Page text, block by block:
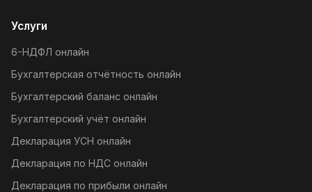
Услуги
6-НДФЛ онлайн
Бухгалтерская отчётность онлайн
Бухгалтерский баланс онлайн
Бухгалтерский учёт онлайн
Декларация УСН онлайн
Декларация по НДС онлайн
Декларация по прибыли онлайн